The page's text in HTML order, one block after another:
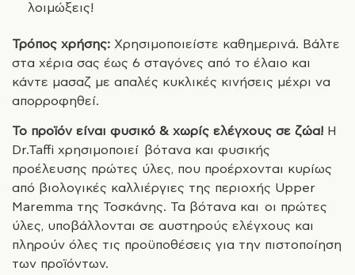
λοιμώξεις!
Τρόπος χρήσης: Χρησιμοποιείστε καθημερινά. Βάλτε
στα χέρια σας έως 6 σταγόνες από το έλαιο και
κάντε μασαζ με απαλές κυκλικές κινήσεις μέχρι να
απορροφηθεί.
Το προϊόν είναι φυσικό & χωρίς ελέγχους σε ζώα! Η
Dr.Taffi χρησιμοποιεί βότανα και φυσικής
προέλευσης πρώτες ύλες, που προέρχονται κυρίως
από βιολογικές καλλιέργιες της περιοχής Upper
Maremma της Τοσκάνης. Τα βότανα και οι πρώτες
ύλες, υποβάλλονται σε αυστηρούς ελέγχους και
πληρούν όλες τις προϋποθέσεις για την πιστοποίηση
των προϊόντων.